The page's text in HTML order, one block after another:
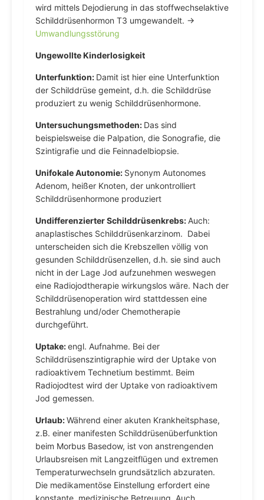
wird mittels Dejodierung in das stoffwechselaktive
Schilddrüsenhormon T3 umgewandelt. →
Umwandlungsstörung
Ungewollte Kinderlosigkeit
Unterfunktion: Damit ist hier eine Unterfunktion
der Schilddrüse gemeint, d.h. die Schilddrüse
produziert zu wenig Schilddrüsenhormone.
Untersuchungsmethoden: Das sind
beispielsweise die Palpation, die Sonografie, die
Szintigrafie und die Feinnadelbiopsie.
Unifokale Autonomie: Synonym Autonomes
Adenom, heißer Knoten, der unkontrolliert
Schilddrüsenhormone produziert
Undifferenzierter Schilddrüsenkrebs: Auch:
anaplastisches Schilddrüsenkarzinom. Dabei
unterscheiden sich die Krebszellen völlig von
gesunden Schilddrüsenzellen, d.h. sie sind auch
nicht in der Lage Jod aufzunehmen weswegen
eine Radiojodtherapie wirkungslos wäre. Nach der
Schilddrüsenoperation wird stattdessen eine
Bestrahlung und/oder Chemotherapie
durchgeführt.
Uptake:engl. Aufnahme. Bei der
Schilddrüsenszintigraphie wird der Uptake von
radioaktivem Technetium bestimmt. Beim
Radiojodtest wird der Uptake von radioaktivem
Jod gemessen.
Urlaub:Während einer akuten Krankheitsphase,
z.B. einer manifesten Schilddrüsenüberfunktion
beim Morbus Basedow, ist von anstrengenden
Urlaubsreisen mit Langzeitflügen und extremen
Temperaturwechseln grundsätzlich abzuraten.
Die medikamentöse Einstellung erfordert eine
konstante, medizinische Betreuung. Auch